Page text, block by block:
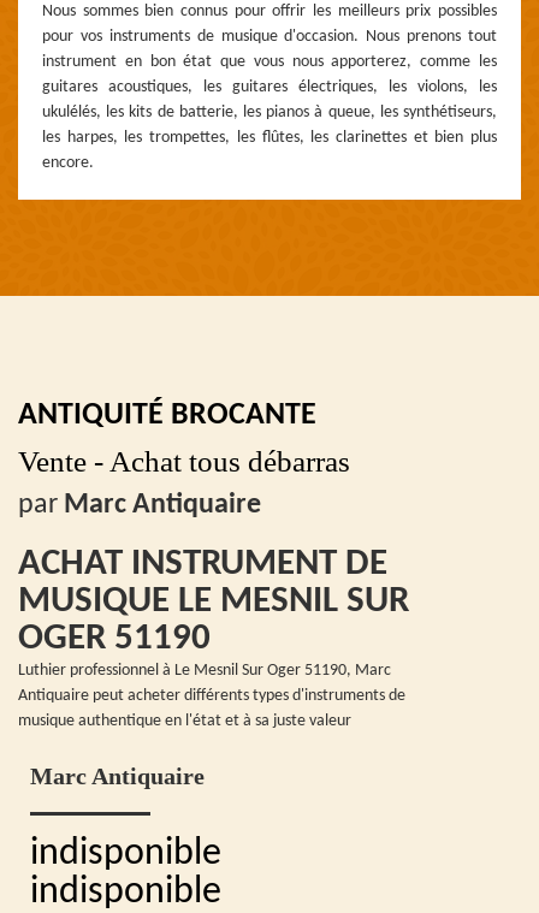
Nous sommes bien connus pour offrir les meilleurs prix possibles
pour vos instruments de musique d'occasion. Nous prenons tout
instrument en bon état que vous nous apporterez, comme les
guitares acoustiques, les guitares électriques, les violons, les
ukulélés, les kits de batterie, les pianos à queue, les synthétiseurs,
les harpes, les trompettes, les flûtes, les clarinettes et bien plus
encore.
ANTIQUITÉ BROCANTE
Vente - Achat tous débarras
par Marc Antiquaire
ACHAT INSTRUMENT DE
MUSIQUE LE MESNIL SUR
OGER 51190
Luthier professionnel à Le Mesnil Sur Oger 51190, Marc
Antiquaire peut acheter différents types d'instruments de
musique authentique en l'état et à sa juste valeur
Marc Antiquaire
indisponible
indisponible